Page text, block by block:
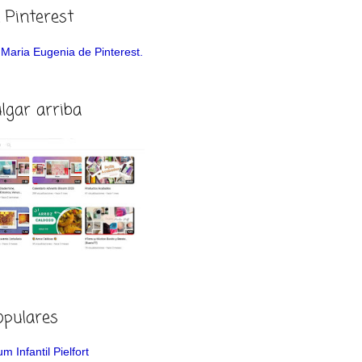
Pinterest
Eugenia de Pinterest.
arriba
Infantil Pielfort